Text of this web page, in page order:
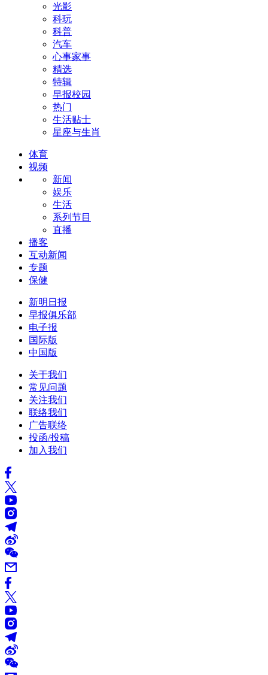
光影
科玩
科普
汽车
心事家事
精选
特辑
早报校园
热门
生活贴士
星座与生肖
体育
视频
新闻
娱乐
生活
系列节目
直播
播客
互动新闻
专题
保健
新明日报
早报俱乐部
电子报
国际版
中国版
关于我们
常见问题
关注我们
联络我们
广告联络
投函/投稿
加入我们